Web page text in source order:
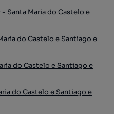
Santa Maria do Castelo e
do Castelo e Santiago e
do Castelo e Santiago e
do Castelo e Santiago e